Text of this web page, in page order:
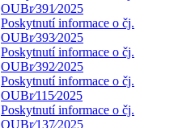
OUBr⁄391⁄2025
Poskytnutí informace o čj.
OUBr⁄393⁄2025
Poskytnutí informace o čj.
OUBr⁄392⁄2025
Poskytnutí informace o čj.
OUBr⁄115⁄2025
Poskytnutí informace o čj.
OUBr⁄137⁄2025